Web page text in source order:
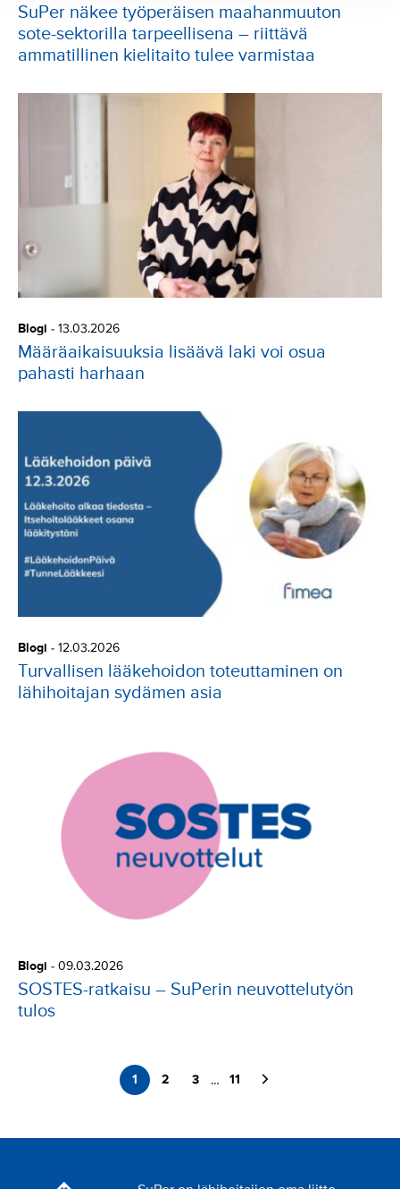
SuPer näkee työperäisen maahanmuuton
sote-sektorilla tarpeellisena – riittävä
ammatillinen kielitaito tulee varmistaa
Blogi - 13.03.2026
Määräaikaisuuksia lisäävä laki voi osua
pahasti harhaan
Blogi - 12.03.2026
Turvallisen lääkehoidon toteuttaminen on
lähihoitajan sydämen asia
Blogi - 09.03.2026
SOSTES-ratkaisu – SuPerin neuvottelutyön
tulos
1 2 3 … 11